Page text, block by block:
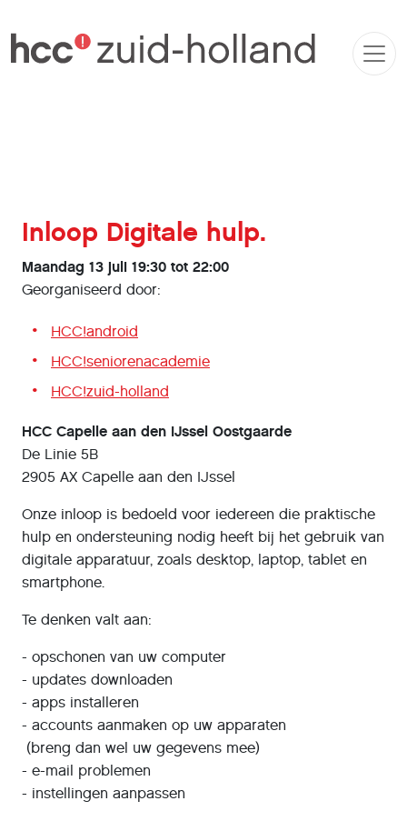
Inloop Digitale hulp.
Maandag 13 juli 19:30 tot 22:00
Georganiseerd door:
HCC!android
HCC!seniorenacademie
HCC!zuid-holland
HCC Capelle aan den IJssel Oostgaarde
De Linie 5B
2905 AX Capelle aan den IJssel
Onze inloop is bedoeld voor iedereen die praktische
hulp en ondersteuning nodig heeft bij het gebruik van
digitale apparatuur, zoals desktop, laptop, tablet en
smartphone.
Te denken valt aan:
- opschonen van uw computer
- updates downloaden
- apps installeren
- accounts aanmaken op uw apparaten
(breng dan wel uw gegevens mee)
- e-mail problemen
- instellingen aanpassen